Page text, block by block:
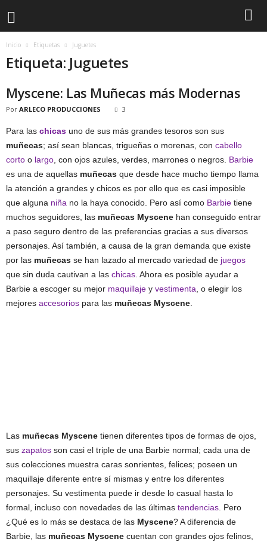
Inicio Etiquetas Juguetes
Etiqueta: Juguetes
Myscene: Las Muñecas más Modernas
Por ARLECO PRODUCCIONES 3
Para las chicas uno de sus más grandes tesoros son sus
muñecas; así sean blancas, trigueñas o morenas, con cabello
corto o largo , con ojos azules, verdes, marrones o negros. Barbie
es una de aquellas muñecas que desde hace mucho tiempo llama
la atención a grandes y chicos es por ello que es casi imposible
que alguna niña no la haya conocido. Pero así como Barbie tiene
muchos seguidores, las muñecas Myscene han conseguido entrar
a paso seguro dentro de las preferencias gracias a sus diversos
personajes. Así también, a causa de la gran demanda que existe
por las muñecas se han lazado al mercado variedad de juegos
que sin duda cautivan a las chicas . Ahora es posible ayudar a
Barbie a escoger su mejor maquillaje y vestimenta , o elegir los
mejores accesorios para las muñecas Myscene
Las muñecas Myscene tienen diferentes tipos de formas de ojos,
sus zapatos son casi el triple de una Barbie normal; cada una de
sus colecciones muestra caras sonrientes, felices; poseen un
maquillaje diferente entre sí mismas y entre los diferentes
personajes. Su vestimenta puede ir desde lo casual hasta lo
formal, incluso con novedades de las últimas tendencias . Pero
¿Qué es lo más se destaca de las Myscene? A diferencia de
Barbie, las muñecas Myscene cuentan con grandes ojos felinos,